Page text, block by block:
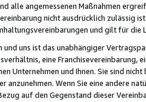
alle angemessenen Maßnahmen
nicht ausdrücklich zulässig
und gilt für die
und uns ist das unabhängiger
eine Franchisevereinbarung,
Unternehmen und Ihnen. Sie sind
anzunehmen. Wenn Sie eine andere
auf den Gegenstand dieser